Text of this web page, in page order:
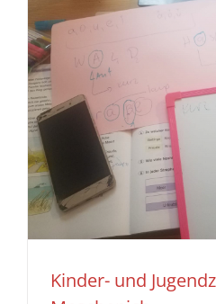
Kinder- und